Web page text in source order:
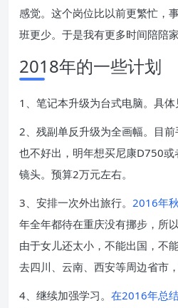
感觉。这个岗位比以前更繁忙，
班更少。于是我有更多时间陪陪
2018年的一些计划
1、笔记本升级为台式电脑。具体
2、残副单反升级为全画幅。目前
也不好出，明年想买尼康D750
镜头。预算2万元左右。
3、安排一次外出旅行。 2016年
年全年都待在重庆没有挪步，所
由于女儿还太小，不能出国，不
去四川、云南、西安等周边省市
4、继续加强学习。 在2016年总